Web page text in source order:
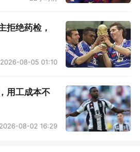
赫尔：我很焦虑
巴黎延续了自己的联赛不败
，图赫尔认为球队并没有在
准备：“很显然，我们经历了
拒绝药检，
2026-08-05 01:10
用工成本不
2026-08-02 16:29